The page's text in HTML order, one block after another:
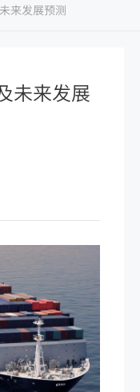
来发展预测
未来发展